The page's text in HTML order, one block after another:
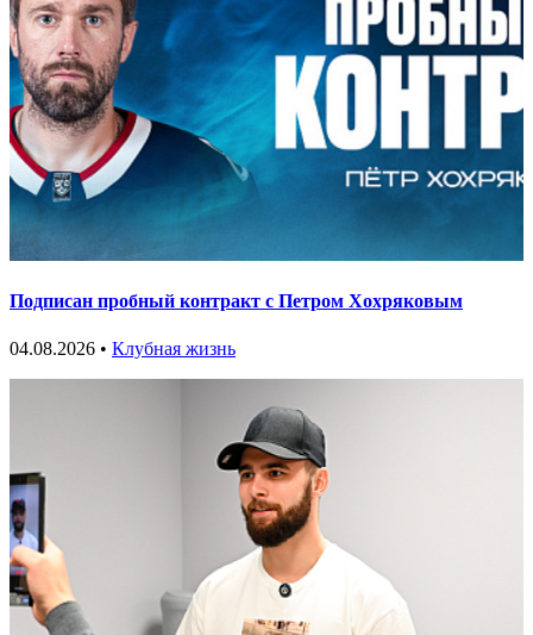
Подписан пробный контракт с Петром Хохряковым
04.08.2026 • Клубная жизнь